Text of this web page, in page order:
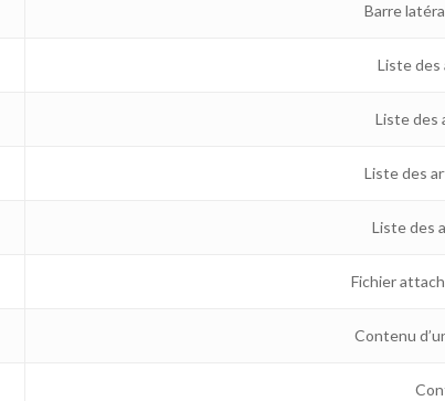
Barre
Liste des
Liste des
Liste des
Liste des
Fichier
Contenu